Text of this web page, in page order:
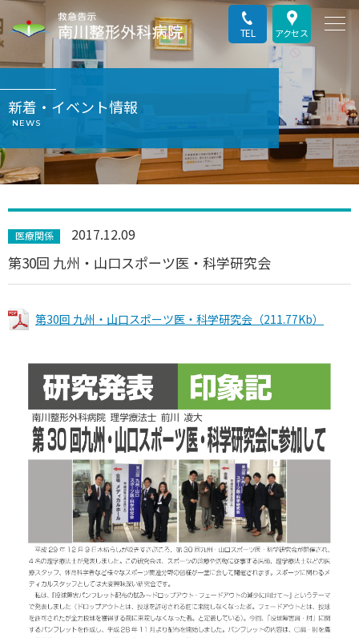
TEL アクセス
新着・イベント情報
NEWS
医療関係 2017.12.09
第30回 九州・山口スポーツ医・科学研究会
第30回 九州・山口スポーツ医・科学研究会（211.77Kb）